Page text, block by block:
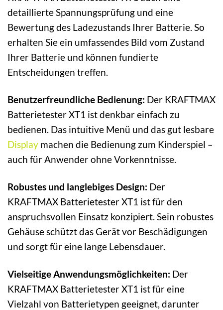
detaillierte Spannungsprüfung und eine
Bewertung des Ladezustands Ihrer Batterie. So
erhalten Sie ein umfassendes Bild vom Zustand
Ihrer Batterie und können fundierte
Entscheidungen treffen.
Benutzerfreundliche Bedienung: Der KRAFTMAX
Batterietester XT1 ist denkbar einfach zu
bedienen. Das intuitive Menü und das gut lesbare
Display machen die Bedienung zum Kinderspiel –
auch für Anwender ohne Vorkenntnisse.
Robustes und langlebiges Design: Der
KRAFTMAX Batterietester XT1 ist für den
anspruchsvollen Einsatz konzipiert. Sein robustes
Gehäuse schützt das Gerät vor Beschädigungen
und sorgt für eine lange Lebensdauer.
Vielseitige Anwendungsmöglichkeiten: Der
KRAFTMAX Batterietester XT1 ist für eine
Vielzahl von Batterietypen geeignet, darunter